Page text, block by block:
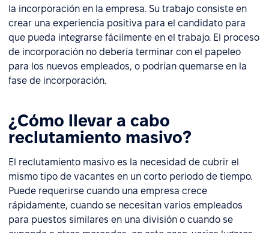
la incorporación en la empresa. Su trabajo consiste en
crear una experiencia positiva para el candidato para
que pueda integrarse fácilmente en el trabajo. El proceso
de incorporación no debería terminar con el papeleo
para los nuevos empleados, o podrían quemarse en la
fase de incorporación.
¿Cómo llevar a cabo
reclutamiento masivo?
El reclutamiento masivo es la necesidad de cubrir el
mismo tipo de vacantes en un corto periodo de tiempo.
Puede requerirse cuando una empresa crece
rápidamente, cuando se necesitan varios empleados
para puestos similares en una división o cuando se